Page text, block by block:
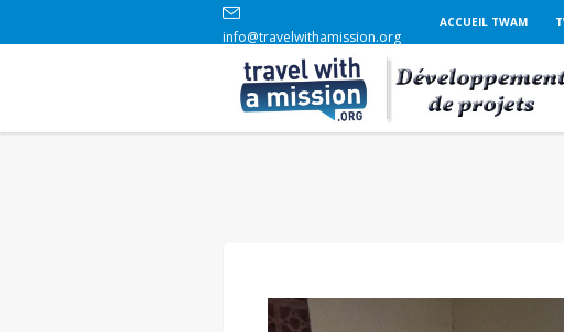
ACCUEIL TWAM
info@travelwithamission.org
+33 6 86 84 96 69